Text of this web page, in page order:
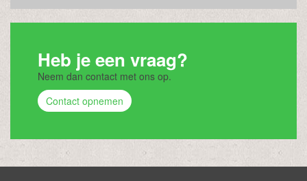
Heb je een vraag?
Neem dan contact met ons op.
Contact opnemen